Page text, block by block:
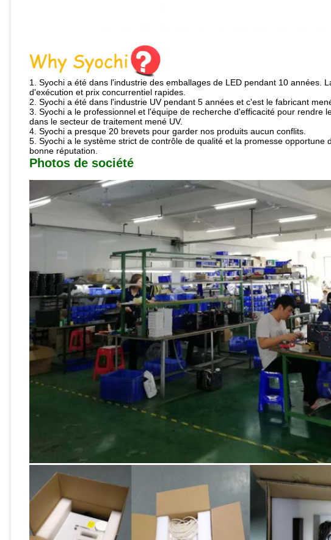
1. Syochi a été dans l'industrie des emballages de LED pendant 10 années.
d'exécution et prix concurrentiel rapides.
2. Syochi a été dans l'industrie UV pendant 5 années et c'est le fabricant
3. Syochi a le professionnel et l'équipe de recherche d'efficacité pour rendre
dans le secteur de traitement mené UV.
4. Syochi a presque 20 brevets pour garder nos produits aucun conflits.
5. Syochi a le système strict de contrôle de qualité et la promesse
bonne réputation.
Photos de société